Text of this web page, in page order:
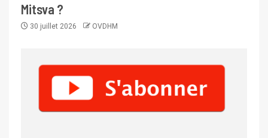
Mitsva ?
30 juillet 2026 OVDHM